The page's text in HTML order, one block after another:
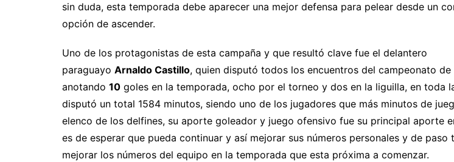
sin duda, esta temporada debe aparecer una mejor defensa para pelear desde un
opción de ascender.
Uno de los protagonistas de esta campaña y que resultó clave fue el delantero
paraguayo Arnaldo Castillo, quien disputó todos los encuentros del campeonato de
anotando 10 goles en la temporada, ocho por el torneo y dos en la liguilla, en toda
disputó un total 1584 minutos, siendo uno de los jugadores que más minutos de
elenco de los delfines, su aporte goleador y juego ofensivo fue su principal aporte
es de esperar que pueda continuar y así mejorar sus números personales y de paso
mejorar los números del equipo en la temporada que esta próxima a comenzar.